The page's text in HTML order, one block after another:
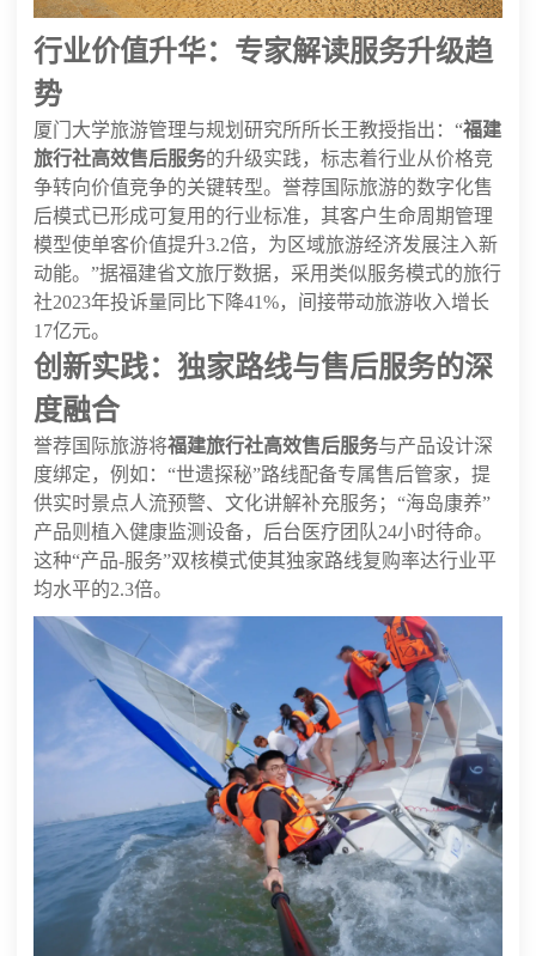
行业价值升华：专家解读服务升级趋
势
厦门大学旅游管理与规划研究所所长王教授指出：“福建
旅行社高效售后服务的升级实践，标志着行业从价格竞
争转向价值竞争的关键转型。誉荐国际旅游的数字化售
后模式已形成可复用的行业标准，其客户生命周期管理
模型使单客价值提升3.2倍，为区域旅游经济发展注入新
动能。”据福建省文旅厅数据，采用类似服务模式的旅行
社2023年投诉量同比下降41%，间接带动旅游收入增长
17亿元。
创新实践：独家路线与售后服务的深
度融合
誉荐国际旅游将福建旅行社高效售后服务与产品设计深
度绑定，例如：“世遗探秘”路线配备专属售后管家，提
供实时景点人流预警、文化讲解补充服务；“海岛康养”
产品则植入健康监测设备，后台医疗团队24小时待命。
这种“产品-服务”双核模式使其独家路线复购率达行业平
均水平的2.3倍。